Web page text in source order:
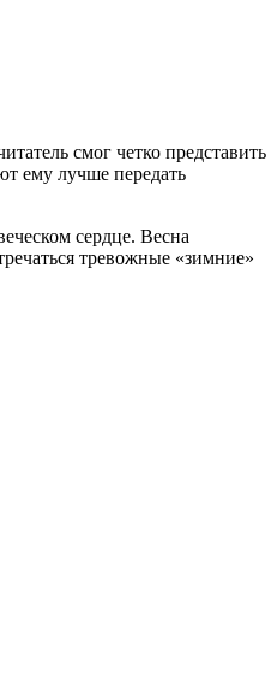
смог четко представить
ему лучше передать
сердце. Весна
тревожные «зимние»